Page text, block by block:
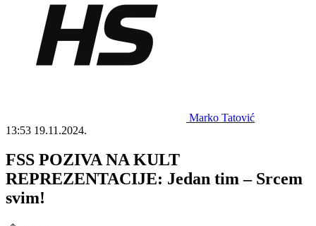
Marko Tatović
13:53 19.11.2024.
FSS POZIVA NA KULT
REPREZENTACIJE: Jedan tim – Srcem
svim!